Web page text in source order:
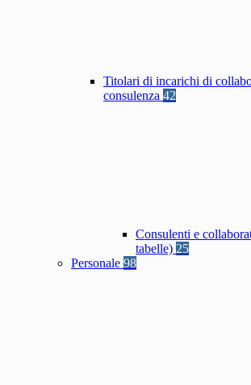
Titolari di incarichi di
consulenza 42
Consulenti e
tabelle) 25
Personale 98